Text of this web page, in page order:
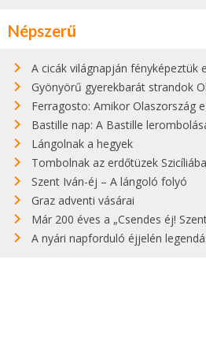
Népszerű
A cicák világnapján fényképeztük ezt a
Gyönyörű gyerekbarát strandok
Ferragosto: Amikor Olaszország
Bastille nap: A Bastille lerombolása az
Lángolnak a hegyek
Tombolnak az erdőtüzek
Szent Iván-éj – A lángoló folyó
Graz adventi vásárai
Már 200 éves a „Csendes éj!
A nyári napforduló éjjelén legendás hegyi